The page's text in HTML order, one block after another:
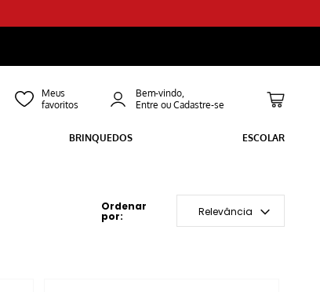
Bem-vindo,
BRINQUEDOS ESCOLAR
Relevância